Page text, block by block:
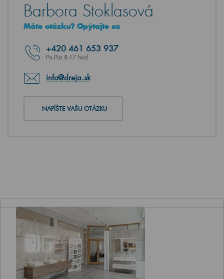
Barbora Stoklasová
Máte otázku? Opýtajte sa
+420 461 653 937
Po-Pia 8-17 hod
info@dreja.sk
NAPÍŠTE VAŠU OTÁZKU